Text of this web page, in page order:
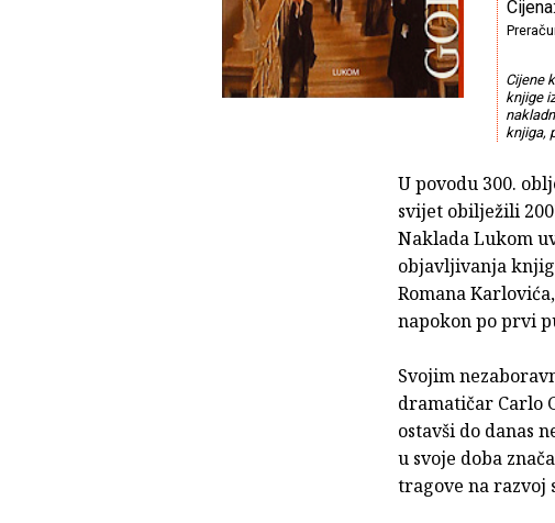
Cijene
knjige
knjiga,
U povodu 300.
svijet obilježili
Naklada Lukom
objavljivanja
Romana
napokon po prvi
Svojim
dramatičar Carlo
ostavši do danas
u svoje doba
tragove na razvoj